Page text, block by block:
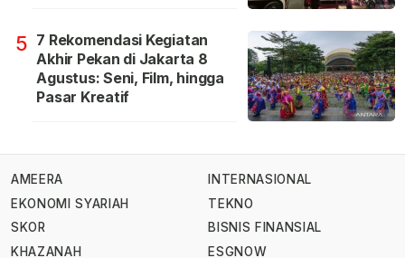
5 7 Rekomendasi Kegiatan
Akhir Pekan di Jakarta 8
Agustus: Seni, Film, hingga
Pasar Kreatif
AMEERA
EKONOMI SYARIAH
SKOR
KHAZANAH
INTERNASIONAL
TEKNO
BISNIS FINANSIAL
ESGNOW